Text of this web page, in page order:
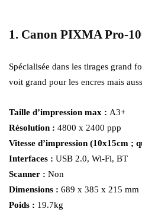
1. Canon PIXMA Pro-
Spécialisée dans les tirages grand
voit grand pour les encres mais
Taille d’impression max : A3+
Résolution : 4800 x 2400 ppp
Vitesse d’impression (10x15cm ;
Interfaces : USB 2.0, Wi-Fi, BT
Scanner : Non
Dimensions : 689 x 385 x 215 mm
Poids : 19.7kg